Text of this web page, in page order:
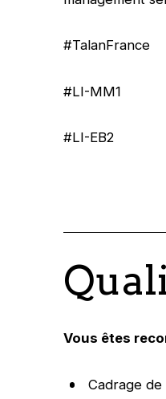
#TalanFrance
#LI-MM1
#LI-EB2
Vous êtes
Cadrage